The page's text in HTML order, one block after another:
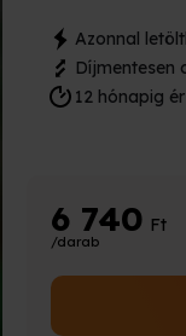
Azonnal
Díjmentesen
12 hónapig
6 740Ft
/darab